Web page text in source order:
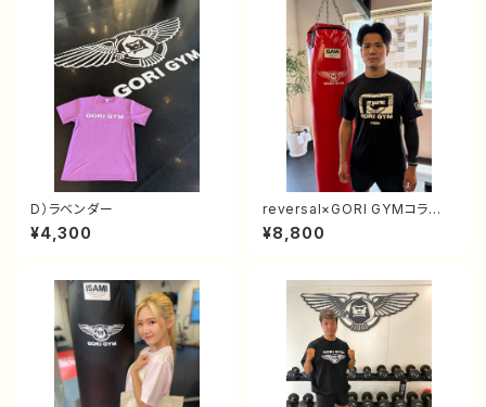
D）ラベンダー
¥4,300
reversal×GORI GYMコラ
ボ 黒ドライＴシャツ
¥8,800